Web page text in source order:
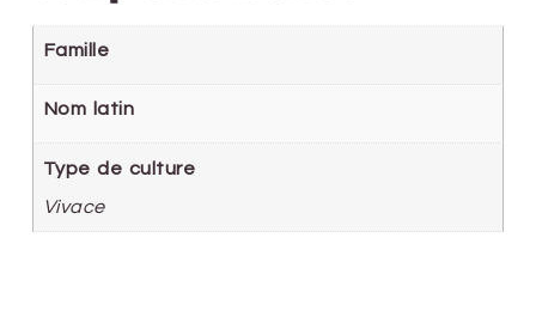
Famille
Nom latin
Type de culture
Vivace